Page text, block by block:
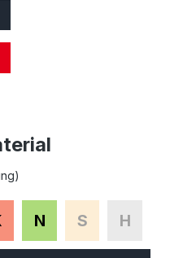
N S H